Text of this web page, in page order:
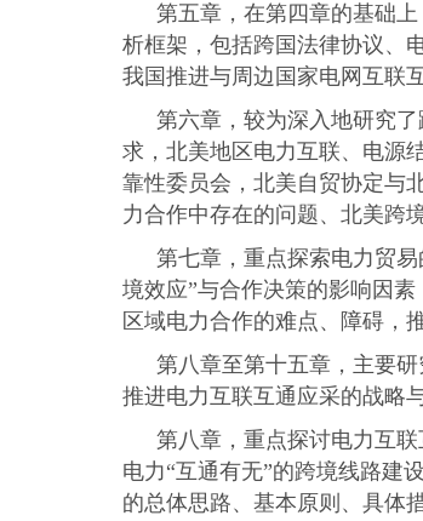
第五章，在第四章的基础
析框架，包括跨国法律协议、
我国推进与周边国家电网互联
第六章，较为深入地研究
求，北美地区电力互联、电源
靠性委员会，北美自贸协定与
力合作中存在的问题、北美跨
第七章，重点探索电力贸
境效应”与合作决策的影响因
区域电力合作的难点、障碍，
第八章至第十五章，主要
推进电力互联互通应采的战略
第八章，重点探讨电力互
电力“互通有无”的跨境线路建
的总体思路、基本原则、具体